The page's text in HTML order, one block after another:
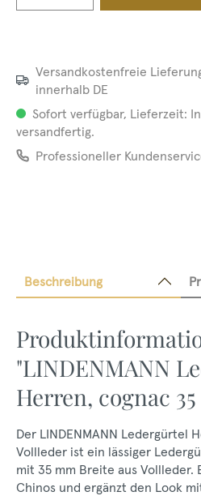
Versandkostenfreie
innerhalb DE
Sofort verfügbar, Lieferzeit:
versandfertig.
Professioneller
Beschreibung
"LINDENMANN
Herren, cognac
Der LINDENMANN Ledergürtel
Vollleder ist ein lässiger
mit 35 mm Breite aus Vollleder.
Chinos und ergänzt den Look